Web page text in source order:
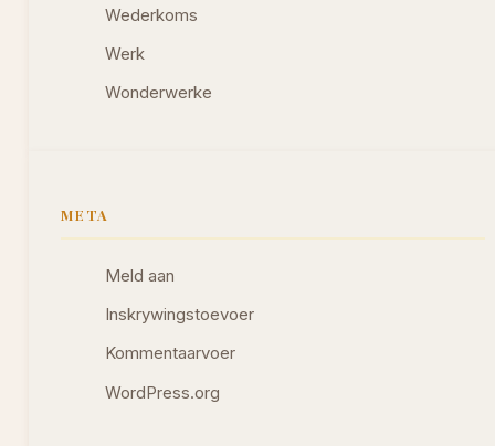
Wederkoms
Werk
Wonderwerke
META
Meld aan
Inskrywingstoevoer
Kommentaarvoer
WordPress.org